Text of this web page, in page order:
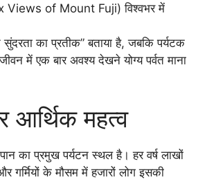
Views of Mount Fuji) विश्वभर में
का प्रतीक” बताया है, जबकि पर्यटक
में एक बार अवश्य देखने योग्य पर्वत माना
आर्थिक महत्व
का प्रमुख पर्यटन स्थल है। हर वर्ष लाखों
गर्मियों के मौसम में हजारों लोग इसकी